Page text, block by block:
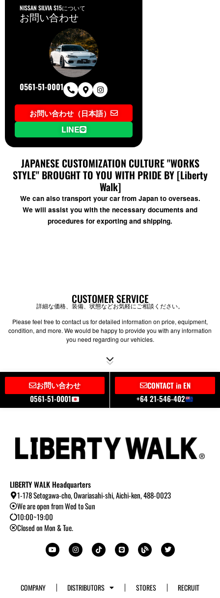
NISSAN SILVIA S15について
お問い合わせ
0561-51-0001
お問い合わせ（日本語）
LINE
JAPANESE CUSTOMIZATION CULTURE "WORKS
STYLE" BROUGHT TO YOU WITH PRIDE BY [Liberty
Walk]
We can also transport your car from Japan to overseas.
We will assist you with the necessary documents and
procedures for exporting and shipping.
CUSTOMER SERVICE
詳細な価格、装備、状態などお気軽にご相談ください。
Please feel free to contact us for detailed information on price, equipment,
condition, and more. We would be happy to provide you with any information
you need regarding our vehicles.
お問い合わせ
0561-51-0001
CONTACT in EN
+64 21-546-402
LIBERTY WALK Headquarters
1-178 Setogawa-cho, Owariasahi-shi, Aichi-ken, 488-0023
We are open from Wed to Sun
10:00~19:00
Closed on Mon & Tue.
o
u
t
n
s
t
a
m
i
k
t
i
n
e
l
o
g
w
i
t
COMPANY DISTRIBUTORS STORES RECRUIT